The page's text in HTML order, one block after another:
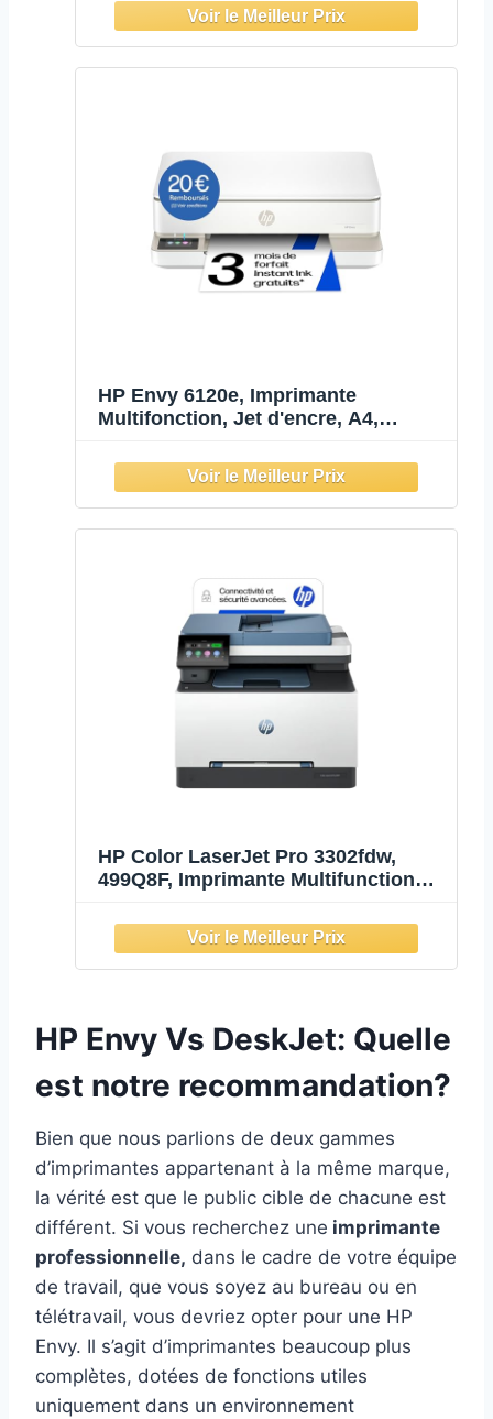
d'InstantInk Inclus, Noire
HP Envy 6120e, Imprimante
Multifonction, Jet d'encre, A4,
Automatique, Jusqu'à 10 ppm, Wi-FI,
Smart, 3 Mois de Forfait Instant Ink
Gratuit, Blanche
HP Color LaserJet Pro 3302fdw,
499Q8F, Imprimante Multifunction
Couleur, 25 ppm, USB, Wi-FI, Fax,
Copie, ADF, Smart, Bleue
HP Envy Vs DeskJet: Quelle
est notre recommandation?
Bien que nous parlions de deux gammes
d’imprimantes appartenant à la même marque,
la vérité est que le public cible de chacune est
différent. Si vous recherchez une imprimante
professionnelle, dans le cadre de votre équipe
de travail, que vous soyez au bureau ou en
télétravail, vous devriez opter pour une HP
Envy. Il s’agit d’imprimantes beaucoup plus
complètes, dotées de fonctions utiles
uniquement dans un environnement